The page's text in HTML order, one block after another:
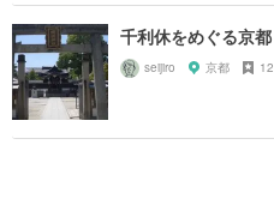
千利休をめぐる京都
seijiro 京都 12